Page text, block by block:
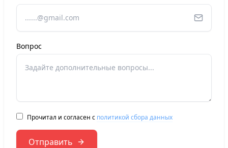
Вопрос
Прочитал и согласен с политикой сбора данных
Отправить